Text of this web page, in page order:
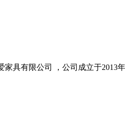
具有限公司 ，公司成立于2013